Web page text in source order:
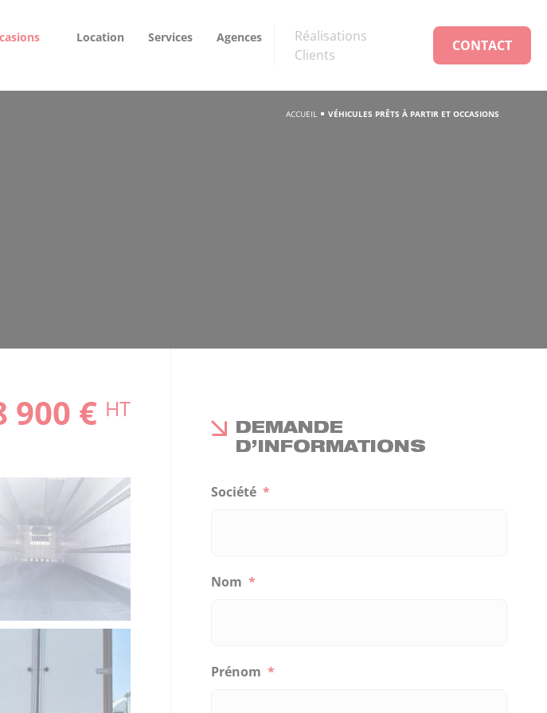
Location Services Agences
Réalisations
Clients
CONTACT
ACCUEIL VÉHICULES PRÊTS À PARTIR ET OCCASIONS
900 € HT
DEMANDE
D’INFORMATIONS
Société *
Nom *
Prénom *